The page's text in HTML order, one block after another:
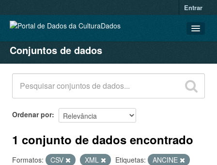
Entrar
CONJUNTOS DE DADOS
ORGANIZAÇÕES
GRUPOS
SOBRE
Conjuntos de dados
Ordenar por
1 conjunto de dados encontrado
Formatos: CSV XML Etiquetas:
ANCINE